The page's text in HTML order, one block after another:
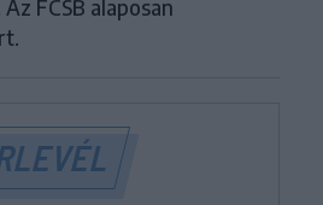
FCSB alaposan